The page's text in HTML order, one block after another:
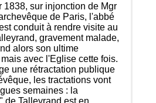
1838, sur injonction de Mgr
de Paris, l'abbé
conduit à rendre visite au
gravement malade,
alors son ultime
avec l'Eglise cette fois.
une rétractation publique
les tractations vont
semaines : la
de Talleyrand est en